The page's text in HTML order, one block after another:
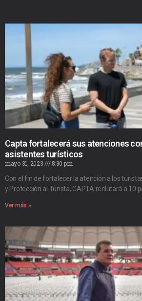
Capta fortalecerá sus atenciones
asistentes turísticos
mayo 31, 2023
8:30 pm
Con el fin de fortalecer la atención a los
y Protección al Turista, CAPTA reclutará a 10
Ver más »